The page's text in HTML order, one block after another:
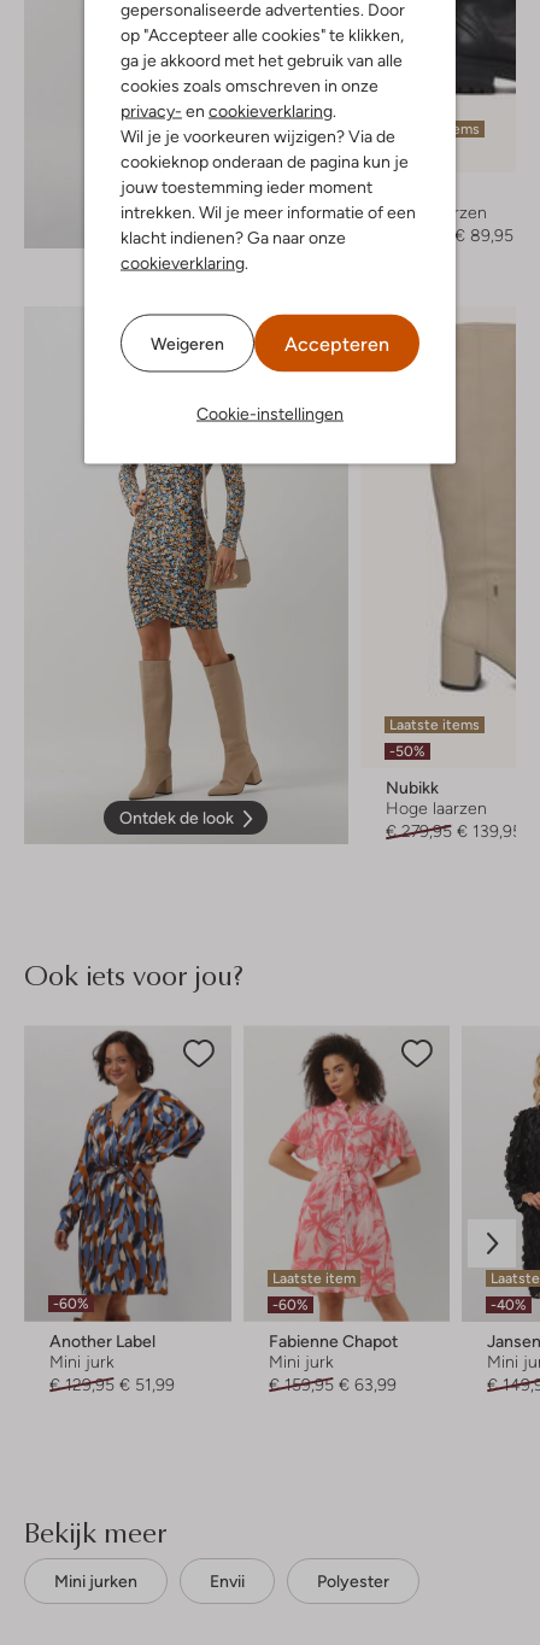
gepersonaliseerde advertenties. Door
op "Accepteer alle cookies" te klikken,
ga je akkoord met het gebruik van alle
cookies zoals omschreven in onze
privacy- en cookieverklaring.
Wil je je voorkeuren wijzigen? Via de
cookieknop onderaan de pagina kun je
jouw toestemming ieder moment
intrekken. Wil je meer informatie of een
klacht indienen? Ga naar onze
cookieverklaring.
Weigeren Accepteren
Cookie-instellingen
Ontdek de look
Laatste items
-50%
Hoge laarzen
€ 89,95
Ontdek de look
Laatste items
-50%
Nubikk
Hoge laarzen
€ 279,95 € 139,95
Ook iets voor jou?
-60%
Another Label
Mini jurk
€ 129,95 € 51,99
Laatste item
-60%
Fabienne Chapot
Mini jurk
€ 159,95 € 63,99
-40%
Mini
€
Bekijk meer
Mini jurken Envii Polyester